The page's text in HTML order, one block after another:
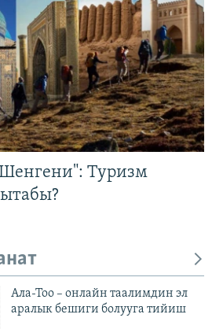
Туризм
Ала-Тоо – онлайн таалимдин эл
аралык бешиги болууга тийиш